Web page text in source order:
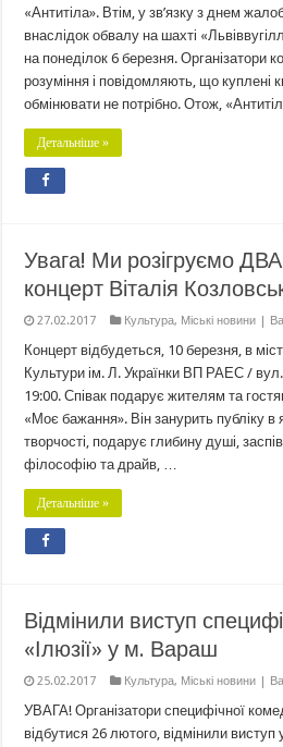
«Антитіла». Втім, у зв’язку з днем
внаслідок обвалу на шахті
на понеділок 6 березня. Організатори
розуміння і повідомляють, що куплені
обмінювати не потрібно. Отож,
Детальніше »
Увага! Ми розігруємо
концерт Віталія
27.02.2017 Культура, Міські новини |
Концерт відбудеться, 10 березня, в
Культури ім. Л. Українки ВП РАЕС /
19:00. Співак подарує жителям та
«Моє бажання». Він занурить публіку в
творчості, подарує глибину душі,
філософію та драйв, …
Детальніше »
Відмінили виступ
«Ілюзії» у м. Вараш
25.02.2017 Культура, Міські новини |
УВАГА! Організатори специфічної
відбутися 26 лютого, відмінили